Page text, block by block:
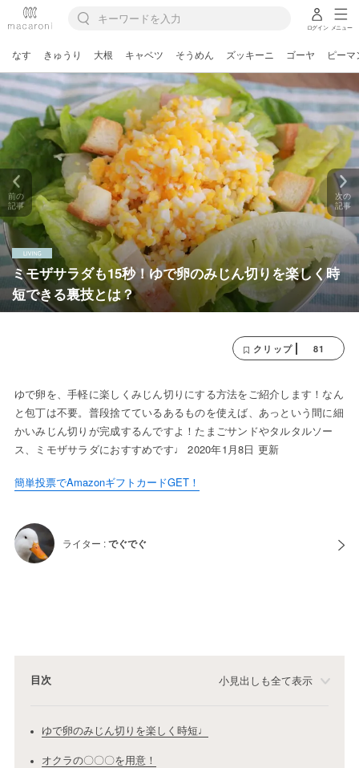
ログイン メニュー
なす きゅうり 大根 キャベツ そうめん ズッキーニ ゴーヤ ピーマ
ミモザサラダも15秒！ゆで卵のみじん切りを楽しく時
短できる裏技とは？
前の
記事
次の
記事
クリップ 81
ゆで卵を、手軽に楽しくみじん切りにする方法をご紹介します！なん
と包丁は不要。普段捨てているあるものを使えば、あっという間に細
かいみじん切りが完成するんですよ！たまごサンドやタルタルソー
ス、ミモザサラダにおすすめです♩ 2020年1月8日 更新
簡単投票でAmazonギフトカードGET！
ライター :でぐでぐ
目次 小見出しも全て表示
ゆで卵のみじん切りを楽しく時短♩
オクラの〇〇〇を用意！